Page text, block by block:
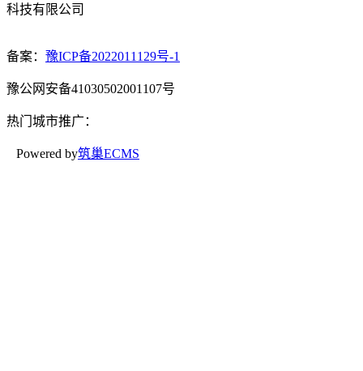
科技有限公司
备案： 豫ICP备2022011129号-1
豫公网安备41030502001107号
热门城市推广：
Powered by筑巢ECMS